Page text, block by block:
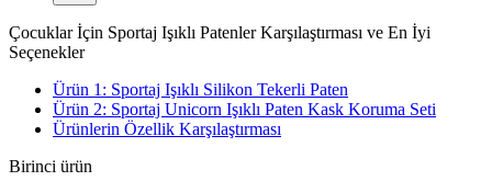
Çocuklar İçin Sportaj Işıklı Patenler Karşılaştırması ve En İyi
Seçenekler
Ürün 1: Sportaj Işıklı Silikon Tekerli Paten
Ürün 2: Sportaj Unicorn Işıklı Paten Kask Koruma Seti
Ürünlerin Özellik Karşılaştırması
Birinci ürün